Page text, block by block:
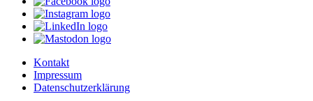
Kontakt
Impressum
Datenschutzerklärung